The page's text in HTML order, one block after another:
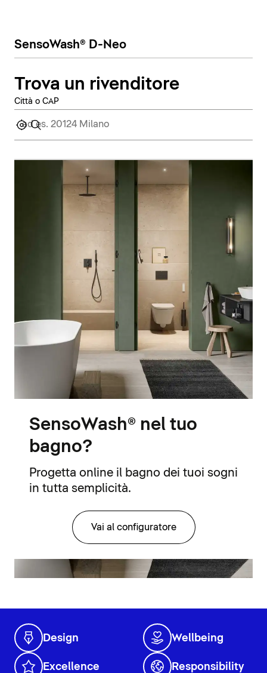
SensoWash® D-Neo
Trova un rivenditore
Città o CAP
SensoWash® nel tuo
bagno?
Progetta online il bagno dei tuoi sogni
in tutta semplicità.
Vai al configuratore
Design Wellbeing
Excellence Responsibility